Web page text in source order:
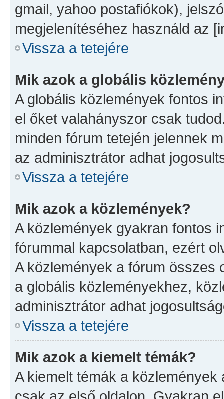
gmail, yahoo postafiókok),
megjelenítéséhez használd az
Vissza a tetejére
Mik azok a globális
A globális közlemények fontos
el őket valahányszor csak
minden fórum tetején jelennek
az adminisztrátor adhat
Vissza a tetejére
Mik azok a közlemények?
A közlemények gyakran fontos
fórummal kapcsolatban, ezért
A közlemények a fórum összes
a globális közleményekhez,
adminisztrátor adhat
Vissza a tetejére
Mik azok a kiemelt témák?
A kiemelt témák a